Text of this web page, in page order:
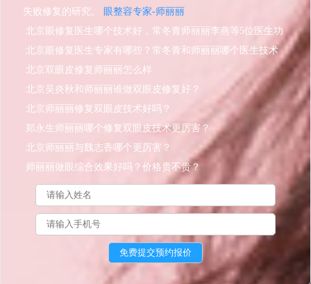
失败修复的研究。
眼整容专家-师丽丽
北京眼修复医生哪个技术好，常冬青师丽丽李燕等5位医生功
课对比！
北京眼修复医生专家有哪些？常冬青和师丽丽哪个医生技术
好？
北京双眼皮修复师丽丽怎么样
北京吴炎秋和师丽丽谁做双眼皮修复好？
北京师丽丽修复双眼皮技术好吗？
郑永生师丽丽哪个修复双眼皮技术更厉害？
北京师丽丽与魏志香哪个更厉害？
师丽丽做眼综合效果好吗？价格贵不贵？